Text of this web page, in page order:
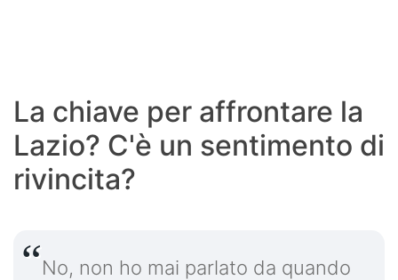
La chiave per affrontare la
Lazio? C'è un sentimento di
rivincita?
No, non ho mai parlato da quando